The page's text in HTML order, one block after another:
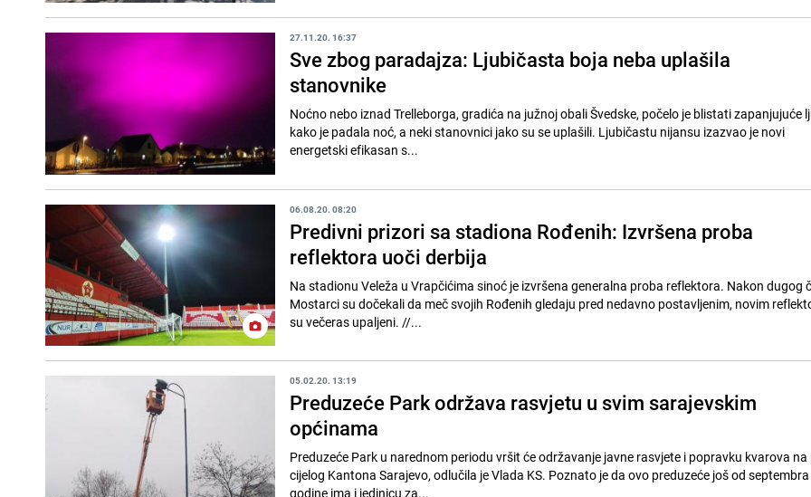
27.11.20. 16:37
Sve zbog paradajza: Ljubičasta boja neba uplašila
stanovnike
Noćno nebo iznad Trelleborga, gradića na južnoj obali Švedske, počelo je blistati zapanjujuće
kako je padala noć, a neki stanovnici jako su se uplašili. Ljubičastu nijansu izazvao je novi
energetski efikasan s...
06.08.20. 08:20
Predivni prizori sa stadiona Rođenih: Izvršena proba
reflektora uoči derbija
Na stadionu Veleža u Vrapčićima sinoć je izvršena generalna proba reflektora. Nakon dugog
Mostarci su dočekali da meč svojih Rođenih gledaju pred nedavno postavljenim, novim
su večeras upaljeni. //...
05.02.20. 13:19
Preduzeće Park održava rasvjetu u svim sarajevskim
općinama
Preduzeće Park u narednom periodu vršit će održavanje javne rasvjete i popravku kvarova
cijelog Kantona Sarajevo, odlučila je Vlada KS. Poznato je da ovo preduzeće još od septembra 2015.
godine ima i jedinicu za...